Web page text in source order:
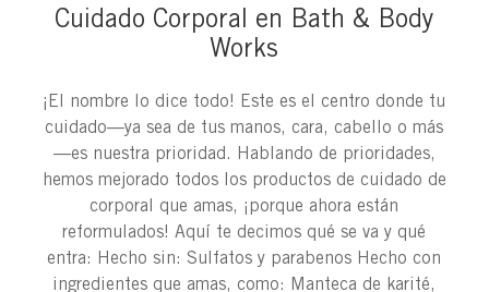
Cuidado Corporal en Bath & Body
Works
¡El nombre lo dice todo! Este es el centro donde tu
cuidado—ya sea de tus manos, cara, cabello o más
—es nuestra prioridad. Hablando de prioridades,
hemos mejorado todos los productos de cuidado de
corporal que amas, ¡porque ahora están
reformulados! Aquí te decimos qué se va y qué
entra: Hecho sin: Sulfatos y parabenos Hecho con
ingredientes que amas, como: Manteca de karité,